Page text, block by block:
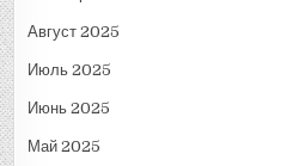
Август 2025
Июль 2025
Июнь 2025
Май 2025